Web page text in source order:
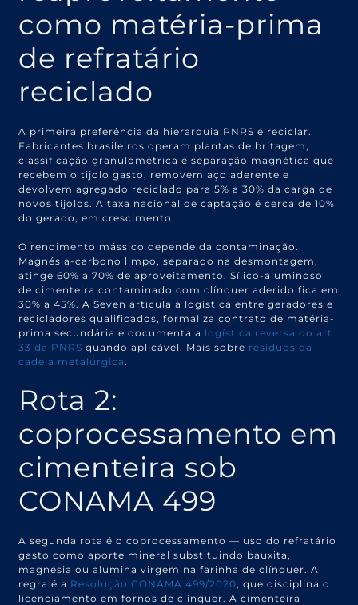
como matéria-prima
de refratário
reciclado
A primeira preferência da hierarquia PNRS é reciclar.
Fabricantes brasileiros operam plantas de britagem,
classificação granulométrica e separação magnética que
recebem o tijolo gasto, removem aço aderente e
devolvem agregado reciclado para 5% a 30% da carga de
novos tijolos. A taxa nacional de captação é cerca de 10%
do gerado, em crescimento.
O rendimento mássico depende da contaminação.
Magnésia-carbono limpo, separado na desmontagem,
atinge 60% a 70% de aproveitamento. Sílico-aluminoso
de cimenteira contaminado com clínquer aderido fica em
30% a 45%. A Seven articula a logística entre geradores e
recicladores qualificados, formaliza contrato de matéria-
prima secundária e documenta a logística reversa do art.
33 da PNRS quando aplicável. Mais sobre resíduos da
cadeia metalúrgica .
Rota 2:
coprocessamento em
cimenteira sob
CONAMA 499
A segunda rota é o coprocessamento — uso do refratário
gasto como aporte mineral substituindo bauxita,
magnésia ou alumina virgem na farinha de clínquer. A
regra é a Resolução CONAMA 499/2020, que disciplina o
licenciamento em fornos de clínquer. A cimenteira